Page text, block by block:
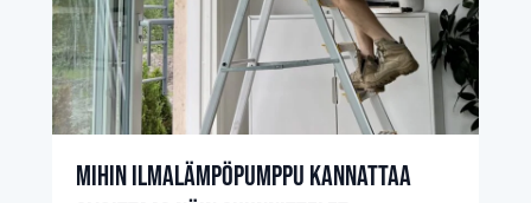
Mihin ilmalämpöpumppu kannattaa